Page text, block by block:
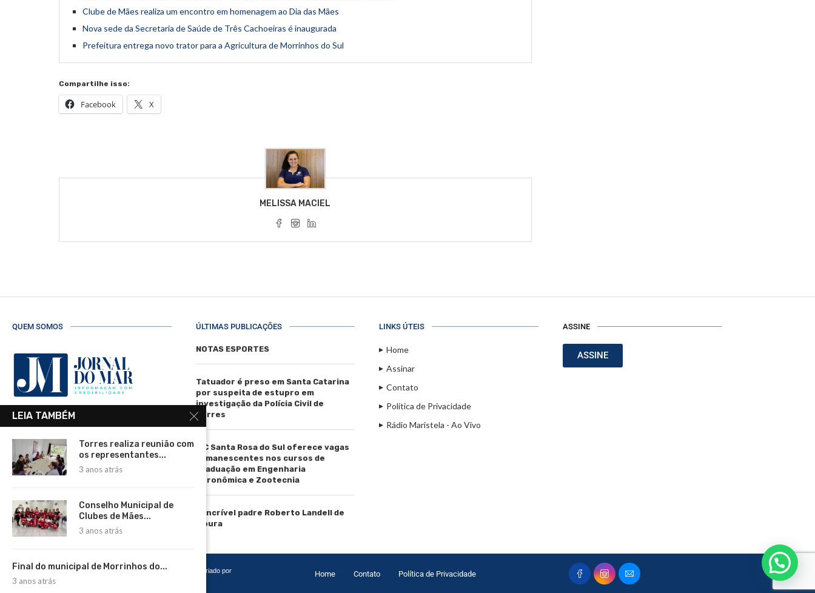
Clube de Mães realiza um encontro em homenagem ao Dia das Mães
Nova sede da Secretaria de Saúde de Três Cachoeiras é inaugurada
Prefeitura entrega novo trator para a Agricultura de Morrinhos do Sul
Compartilhe isso:
Facebook X
MELISSA MACIEL
QUEM SOMOS
Telefone: (51) 3664-4188
Email:
Email:
imprensa@jornaldomar.combr
ÚLTIMAS PUBLICAÇÕES
NOTAS ESPORTES
Tatuador é preso em Santa Catarina
por suspeita de estupro em
investigação da Polícia Civil de
Torres
IFC Santa Rosa do Sul oferece vagas
remanescentes nos cursos de
graduação em Engenharia
Agronômica e Zootecnia
O incrível padre Roberto Landell de
Moura
LINKS ÚTEIS
Home
Assinar
Contato
Política de Privacidade
Rádio Maristela - Ao Vivo
ASSINE
ASSINE
Copyright 2026 – Todos os Direitos Reservados. Desenvolvido e criado por
Cadô Agência de Marketing
Home Contato Política de Privacidade
LEIA TAMBÉM
Torres realiza reunião com
os representantes...
3 anos atrás
Conselho Municipal de
Clubes de Mães...
3 anos atrás
Final do municipal de Morrinhos do...
3 anos atrás